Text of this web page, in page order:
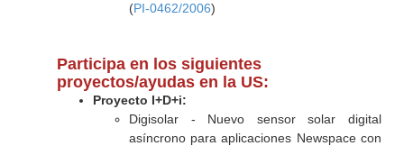
(PI-0462/2006)
Participa en los siguientes
proyectos/ayudas en la US:
Proyecto I+D+i:
Digisolar - Nuevo sensor solar digital
asíncrono para aplicaciones Newspace con